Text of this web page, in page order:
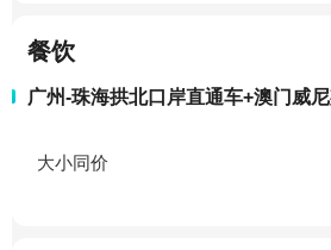
餐饮
广州-珠海拱北口岸直通车+澳门威
大小同价